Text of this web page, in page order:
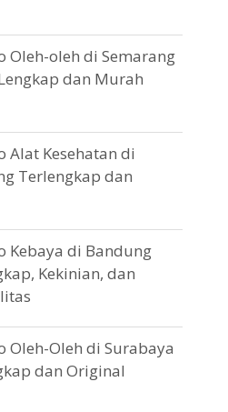
Oleh-oleh di Semarang
dan Murah
Alat Kesehatan di
Terlengkap dan
Kebaya di Bandung
Kekinian, dan
Oleh-Oleh di Surabaya
dan Original